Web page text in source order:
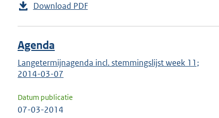
Download PDF
Agenda
Langetermijnagenda incl. stemmingslijst week 11;
2014-03-07
Datum publicatie
07-03-2014